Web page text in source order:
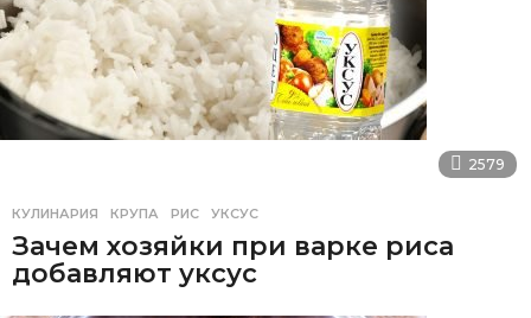
2579
КУЛИНАРИЯ КРУПА ,РИС ,УКСУС
Зачем хозяйки при варке риса
добавляют уксус